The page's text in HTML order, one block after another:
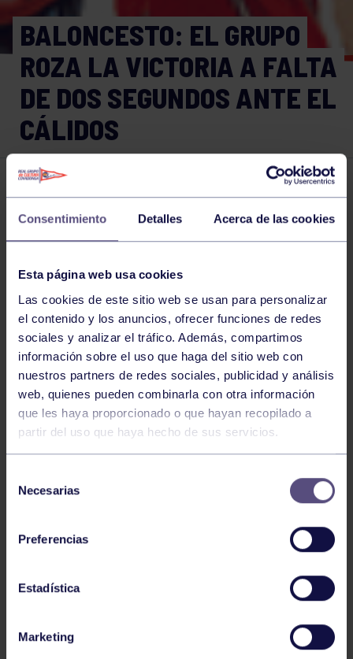
Consentimiento Detalles Acerca de las cookies
Esta página web usa cookies
Las cookies de este sitio web se usan para personalizar
el contenido y los anuncios, ofrecer funciones de redes
sociales y analizar el tráfico. Además, compartimos
información sobre el uso que haga del sitio web con
nuestros partners de redes sociales, publicidad y análisis
web, quienes pueden combinarla con otra información
que les haya proporcionado o que hayan recopilado a
partir del uso que haya hecho de sus servicios.
Necesarias
Preferencias
Estadística
Marketing
BALONCESTO: EL GRUPO
ROZA LA VICTORIA A FALTA
DE DOS SEGUNDOS ANTE EL
CÁLIDOS
Comparte
NOTICIAS RELACIONADAS
Baloncesto 13 Abr 2026
ÚLTIMOS RESULTADOS DE LA SECCIÓN